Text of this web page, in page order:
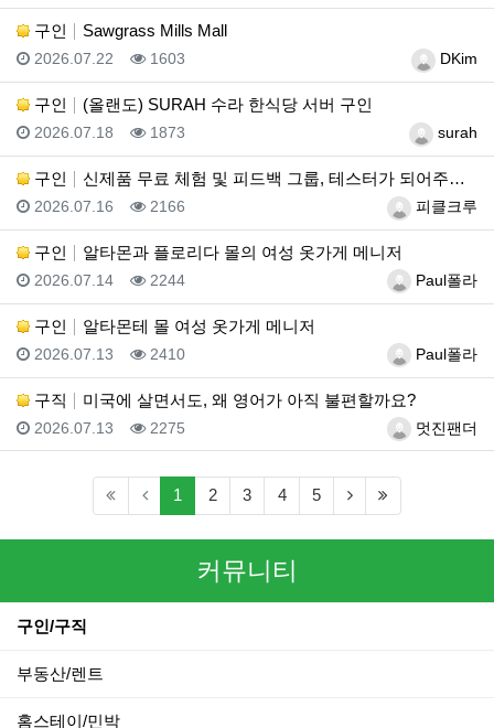
구인 Sawgrass Mills Mall
등록자DKim
등록일
2026.07.22 조회
1603
구인 (올랜도) SURAH 수라 한식당 서버 구인
등록자surah
등록일
2026.07.18 조회
1873
구인 신제품 무료 체험 및 피드백 그룹, 테스터가 되어주세요…
등록자피클크루
등록일
2026.07.16 조회
2166
구인 알타몬과 플로리다 몰의 여성 옷가게 메니저
등록자Paul폴라
등록일
2026.07.14 조회
2244
구인 알타몬테 몰 여성 옷가게 메니저
등록자Paul폴라
등록일
2026.07.13 조회
2410
구직 미국에 살면서도, 왜 영어가 아직 불편할까요?
등록자멋진팬더
등록일
2026.07.13 조회
2275
1 (current)
2 3 4 5 (next)
커뮤니티
구인/구직
부동산/렌트
홈스테이/민박